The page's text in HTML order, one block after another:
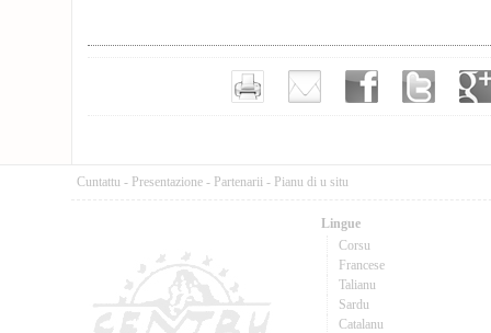
Cuntattu - Presentazione - Partenarii - Pianu di u situ
Lingue
Corsu
Francese
Talianu
Sardu
Catalanu